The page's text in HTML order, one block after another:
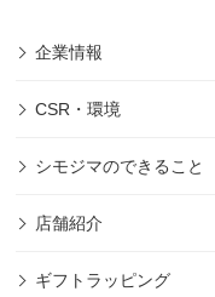
企業情報
CSR・環境
シモジマのできること
店舗紹介
ギフトラッピング